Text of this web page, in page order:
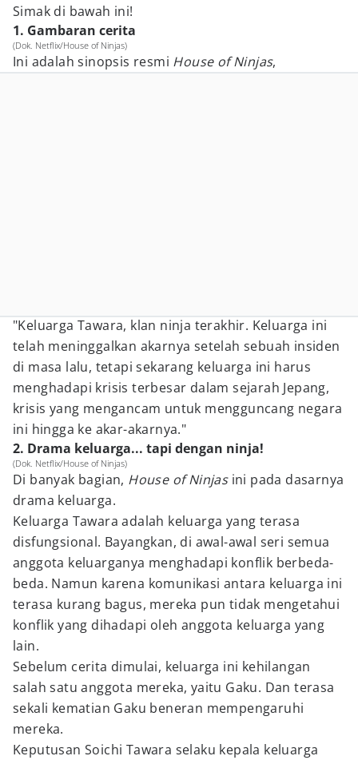
Simak di bawah ini!
1. Gambaran cerita
(Dok. Netflix/House of Ninjas)
Ini adalah sinopsis resmi House of Ninjas,
"Keluarga Tawara, klan ninja terakhir. Keluarga ini
telah meninggalkan akarnya setelah sebuah insiden
di masa lalu, tetapi sekarang keluarga ini harus
menghadapi krisis terbesar dalam sejarah Jepang,
krisis yang mengancam untuk mengguncang negara
ini hingga ke akar-akarnya."
2. Drama keluarga... tapi dengan ninja!
(Dok. Netflix/House of Ninjas)
Di banyak bagian, House of Ninjas ini pada dasarnya
drama keluarga.
Keluarga Tawara adalah keluarga yang terasa
disfungsional. Bayangkan, di awal-awal seri semua
anggota keluarganya menghadapi konflik berbeda-
beda. Namun karena komunikasi antara keluarga ini
terasa kurang bagus, mereka pun tidak mengetahui
konflik yang dihadapi oleh anggota keluarga yang
lain.
Sebelum cerita dimulai, keluarga ini kehilangan
salah satu anggota mereka, yaitu Gaku. Dan terasa
sekali kematian Gaku beneran mempengaruhi
mereka.
Keputusan Soichi Tawara selaku kepala keluarga